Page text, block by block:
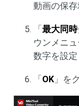
動画の保存
「 最大同
ウンメニ
数字を設定
「 OK 」を